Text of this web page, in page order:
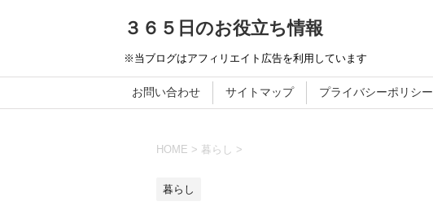
３６５日のお役立ち情報
※当ブログはアフィリエイト広告を利用しています
お問い合わせ サイトマップ プライバシーポリシー
HOME > 暮らし >
暮らし